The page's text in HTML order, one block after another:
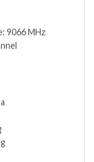
9066 MHz